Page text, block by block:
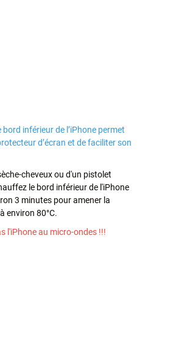
bord inférieur de l’iPhone permet
d’écran et de faciliter son
cheveux ou d'un pistolet
le bord inférieur de l'iPhone
3 minutes pour amener la
environ 80°C.
l'iPhone au micro-ondes !!!